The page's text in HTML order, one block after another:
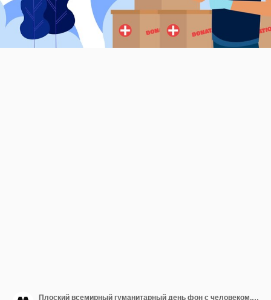
Плоский всемирный гуманитарный день фон с человеком, показывающим коробки